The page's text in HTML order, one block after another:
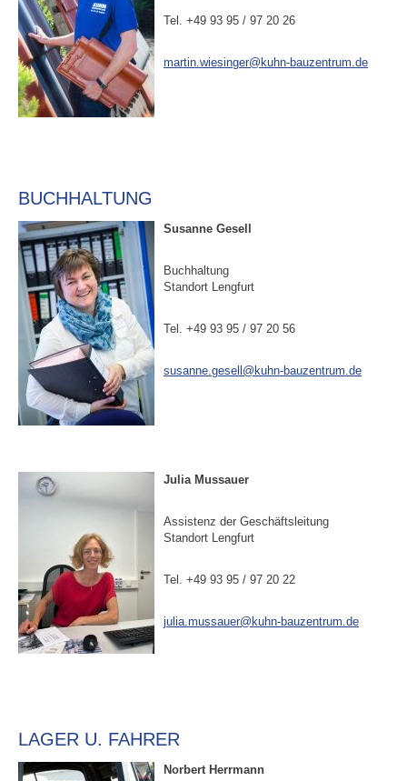
Tel. +49 93 95 / 97 20 26
martin.wiesinger@kuhn-bauzentrum.de
BUCHHALTUNG
Susanne Gesell
Buchhaltung
Standort Lengfurt
Tel. +49 93 95 / 97 20 56
susanne.gesell@kuhn-bauzentrum.de
Julia Mussauer
Assistenz der Geschäftsleitung
Standort Lengfurt
Tel. +49 93 95 / 97 20 22
julia.mussauer@kuhn-bauzentrum.de
LAGER U. FAHRER
Norbert Herrmann